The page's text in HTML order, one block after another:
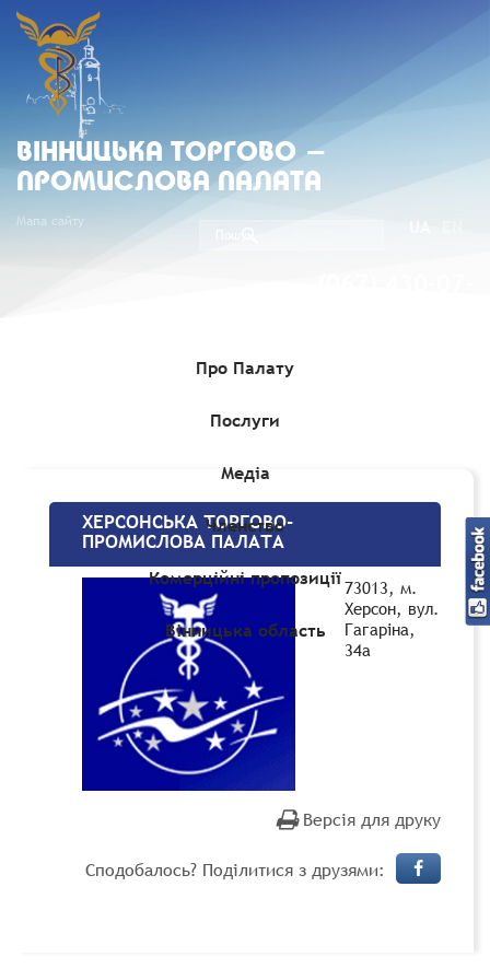
ВIННИЦЬКА ТОРГОВО -
ПРОМИСЛОВА ПАЛАТА
Мапа сайту
Про Палату
Послуги
Медіа
Членство
Комерційні пропозиції
Вінницька область
Регіональні палати»ХЕРСОНСЬКА ТОРГОВО-
ХЕРСОНСЬКА ТОРГОВО-
ПРОМИСЛОВА ПАЛАТА
73013, м.
Херсон, вул.
Гагаріна,
34а
Версія для друку
Сподобалось? Поділитися з друзями: